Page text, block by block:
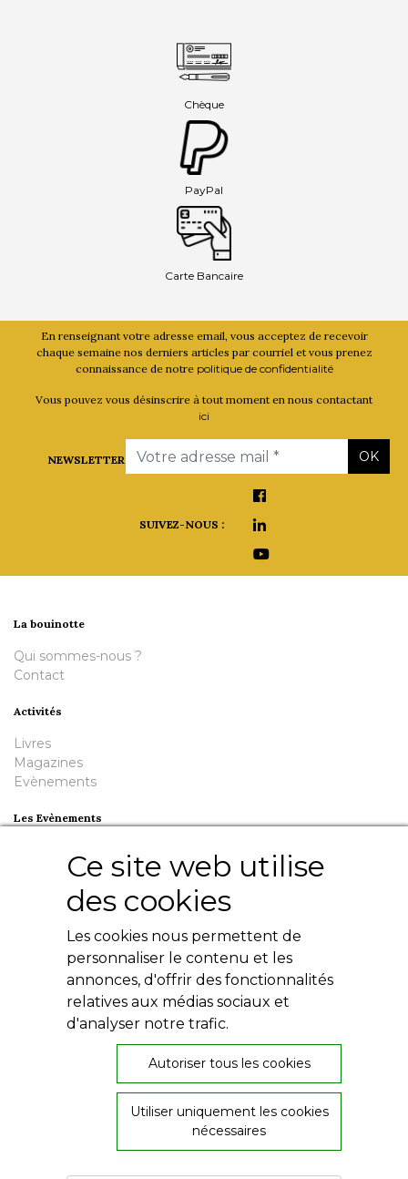
Ce site web utilise
des cookies
Les cookies nous permettent de
personnaliser le contenu et les
annonces, d'offrir des fonctionnalités
relatives aux médias sociaux et
d'analyser notre trafic.
Autoriser tous les cookies
Utiliser uniquement les cookies
nécessaires
Chèque
PayPal
Carte Bancaire
En renseignant votre adresse email, vous acceptez de recevoir
chaque semaine nos derniers articles par courriel et vous prenez
connaissance de notre politique de confidentialité
Vous pouvez vous désinscrire à tout moment en nous contactant
ici
NEWSLETTER
Email OK
SUIVEZ-NOUS :
La bouinotte
Qui sommes-nous ?
Contact
Activités
Livres
Magazines
Evènements
Les Evènements
Nuit de la Bouinotte
Besoin d'aide ?
Livres numériques
Mentions légales
Conditions générales
Politique de confidentialité
36000 Châteauroux